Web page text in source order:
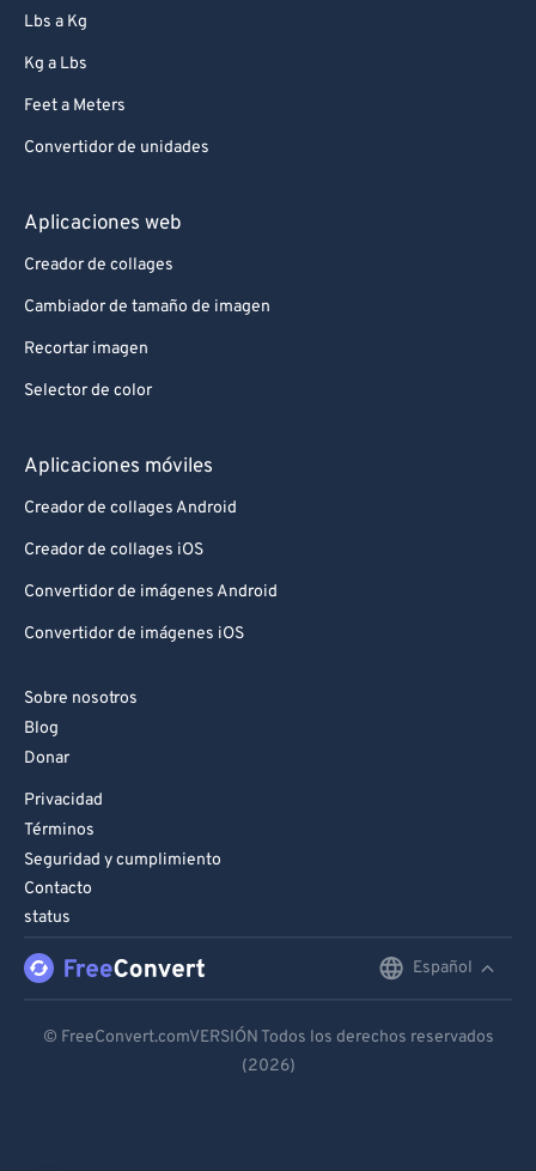
Lbs a Kg
Kg a Lbs
Feet a Meters
Convertidor de unidades
Aplicaciones web
Creador de collages
Cambiador de tamaño de imagen
Recortar imagen
Selector de color
Aplicaciones móviles
Creador de collages Android
Creador de collages iOS
Convertidor de imágenes Android
Convertidor de imágenes iOS
Sobre nosotros
Blog
Donar
Privacidad
Términos
Seguridad y cumplimiento
Contacto
status
Español
Español
© FreeConvert.comVERSIÓN Todos los derechos reservados
(2026)